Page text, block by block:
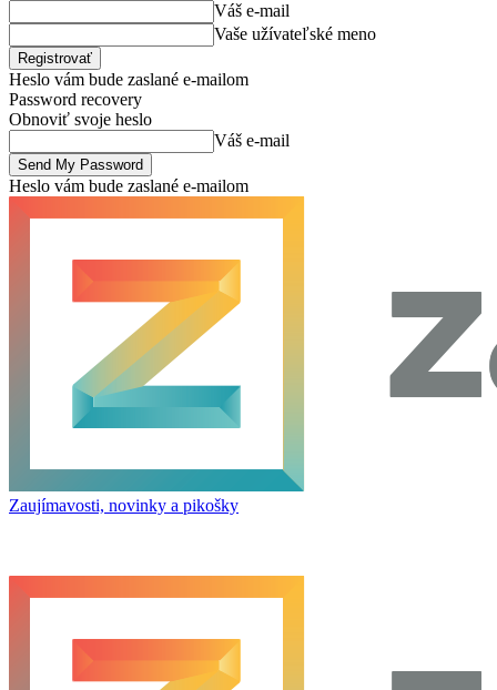
Váš e-mail
Vaše užívateľské meno
Heslo vám bude zaslané e-mailom
Password recovery
Obnoviť svoje heslo
Váš e-mail
Heslo vám bude zaslané e-mailom
Zaujímavosti, novinky a pikošky